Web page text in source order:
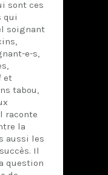
sont ces
qui
soignant
e-s,
et
tabou,
raconte
la
aussi les
Il
question